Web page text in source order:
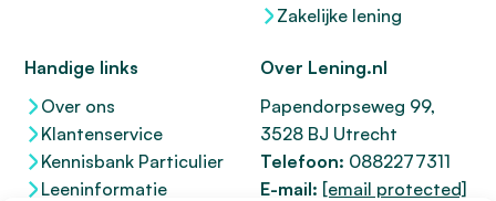
Zakelijke lening
Handige links
Over ons
Klantenservice
Kennisbank Particulier
Leeninformatie
Over Lening.nl
Papendorpseweg 99,
3528 BJ Utrecht
Telefoon: 0882277311
E-mail: [email protected]